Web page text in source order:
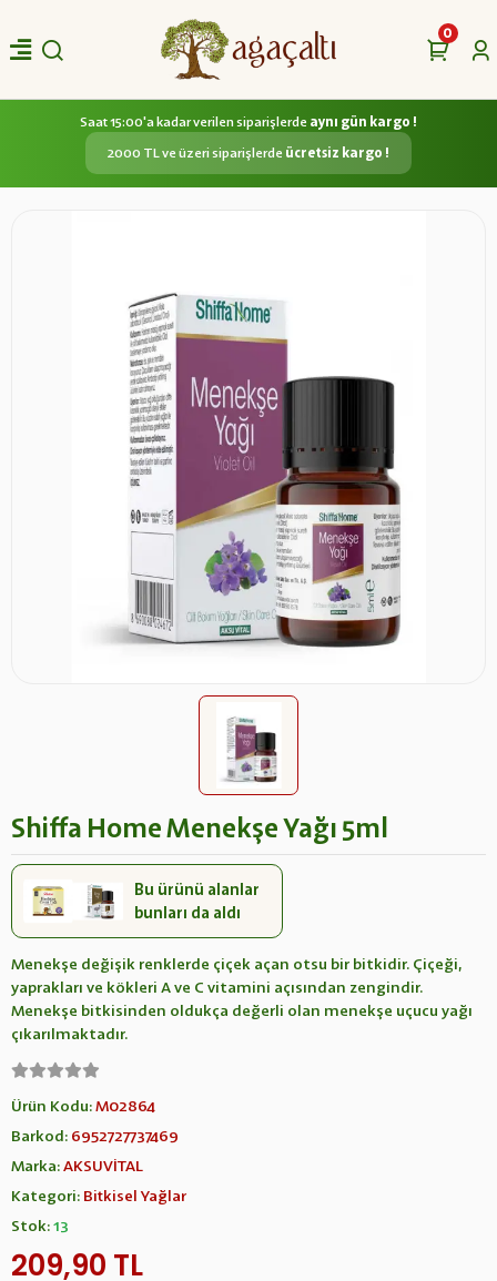
0
Saat 15:00'a kadar verilen siparişlerde aynı gün kargo !
2000 TL ve üzeri siparişlerde ücretsiz kargo !
Shiffa Home Menekşe Yağı 5ml
Bu ürünü alanlar
bunları da aldı
Menekşe değişik renklerde çiçek açan otsu bir bitkidir. Çiçeği,
yaprakları ve kökleri A ve C vitamini açısından zengindir.
Menekşe bitkisinden oldukça değerli olan menekşe uçucu yağı
çıkarılmaktadır.
Ürün Kodu:M02864
Barkod: 6952727737469
Marka:AKSUVİTAL
Kategori: Bitkisel Yağlar
Stok:13
209,90 TL